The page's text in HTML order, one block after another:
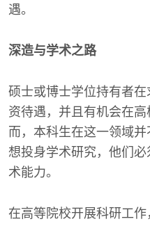
遇。
深造与学术之路
硕士或博士学位持有者
资待遇，并且有机会在
而，本科生在这一领域
想投身学术研究，他们
术能力。
在高等院校开展科研工